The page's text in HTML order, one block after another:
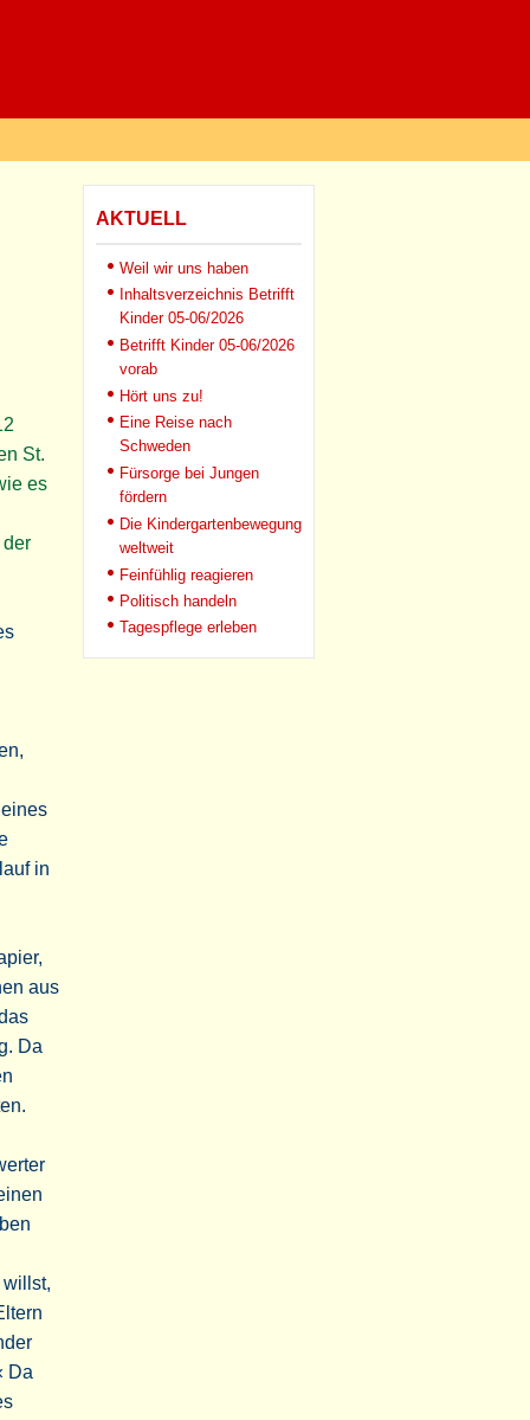
St.
es
der
in
aus
Da
Da
AKTUELL
Weil wir uns haben
Inhaltsverzeichnis Betrifft
Kinder 05-06/2026
Betrifft Kinder 05-06/2026
vorab
Hört uns zu!
Eine Reise nach
Schweden
Fürsorge bei Jungen
fördern
Die Kindergartenbewegung
weltweit
Feinfühlig reagieren
Politisch handeln
Tagespflege erleben